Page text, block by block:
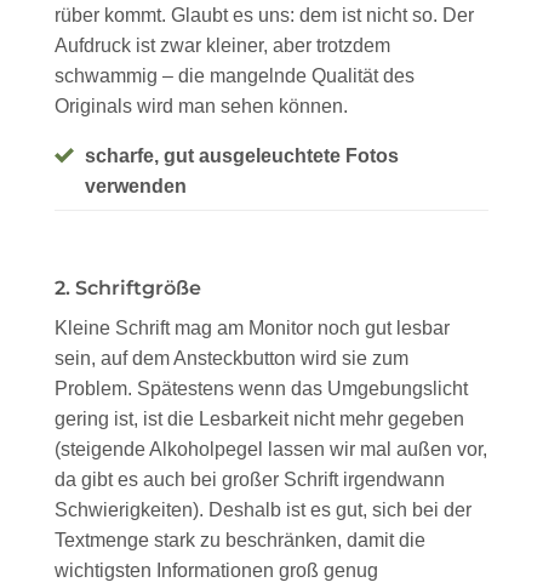
rüber kommt. Glaubt es uns: dem ist nicht so. Der
Aufdruck ist zwar kleiner, aber trotzdem
schwammig – die mangelnde Qualität des
Originals wird man sehen können.
scharfe, gut ausgeleuchtete Fotos
verwenden
2. Schriftgröße
Kleine Schrift mag am Monitor noch gut lesbar
sein, auf dem Ansteckbutton wird sie zum
Problem. Spätestens wenn das Umgebungslicht
gering ist, ist die Lesbarkeit nicht mehr gegeben
(steigende Alkoholpegel lassen wir mal außen vor,
da gibt es auch bei großer Schrift irgendwann
Schwierigkeiten). Deshalb ist es gut, sich bei der
Textmenge stark zu beschränken, damit die
wichtigsten Informationen groß genug